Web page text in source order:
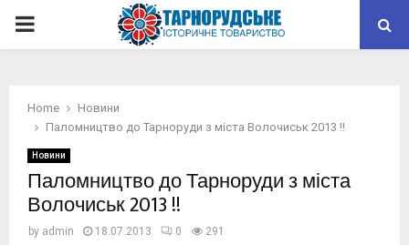
PRIMARY
Home
Новини
Паломництво до Тарноруди з міста Волочиськ 2013 !!
Новини
Паломництво до Тарноруди з міста
Волочиськ 2013 !!
by admin 18.07.2013 0 291